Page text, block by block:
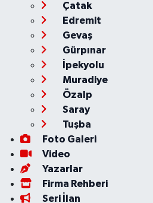
Çatak
Edremit
Gevaş
Gürpınar
İpekyolu
Muradiye
Özalp
Saray
Tuşba
Foto Galeri
Video
Yazarlar
Firma Rehberi
Seri İlan